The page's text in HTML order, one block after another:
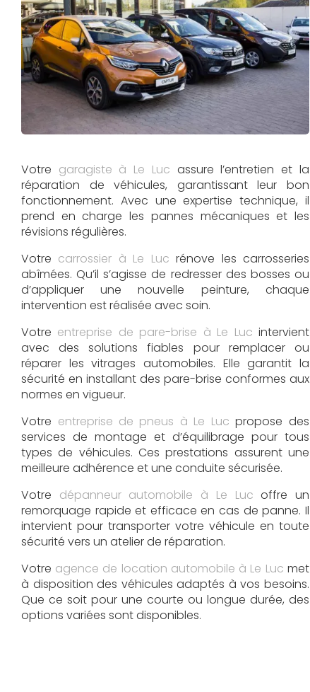
Votre garagiste à Le Luc assure l’entretien et la
réparation de véhicules, garantissant leur bon
fonctionnement. Avec une expertise technique, il
prend en charge les pannes mécaniques et les
révisions régulières.
Votre carrossier à Le Luc rénove les carrosseries
abîmées. Qu’il s’agisse de redresser des bosses ou
d’appliquer une nouvelle peinture, chaque
intervention est réalisée avec soin.
Votre entreprise de pare-brise à Le Luc intervient
avec des solutions fiables pour remplacer ou
réparer les vitrages automobiles. Elle garantit la
sécurité en installant des pare-brise conformes aux
normes en vigueur.
Votre entreprise de pneus à Le Luc propose des
services de montage et d’équilibrage pour tous
types de véhicules. Ces prestations assurent une
meilleure adhérence et une conduite sécurisée.
Votre dépanneur automobile à Le Luc offre un
remorquage rapide et efficace en cas de panne. Il
intervient pour transporter votre véhicule en toute
sécurité vers un atelier de réparation.
Votre agence de location automobile à Le Luc met
à disposition des véhicules adaptés à vos besoins.
Que ce soit pour une courte ou longue durée, des
options variées sont disponibles.